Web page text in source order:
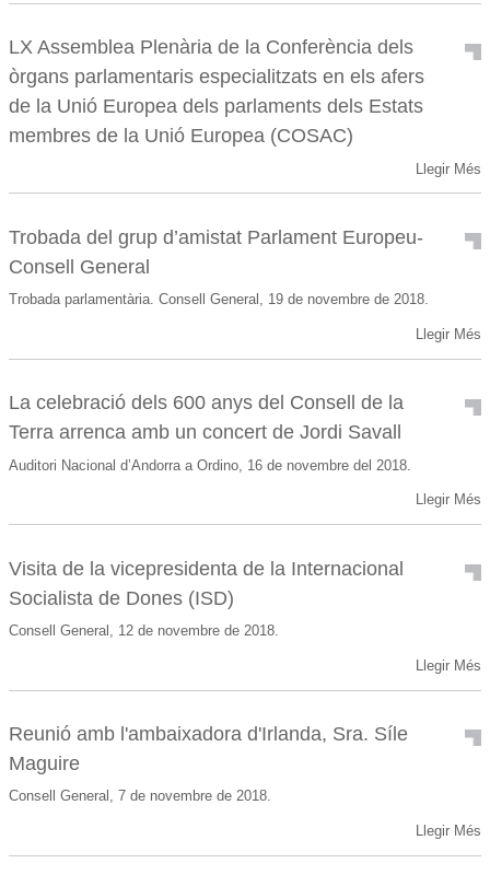
LX Assemblea Plenària de la Conferència dels
òrgans parlamentaris especialitzats en els afers
de la Unió Europea dels parlaments dels Estats
membres de la Unió Europea (COSAC)
Llegir Més
Trobada del grup d’amistat Parlament Europeu-
Consell General
Trobada parlamentària. Consell General, 19 de novembre de 2018.
Llegir Més
La celebració dels 600 anys del Consell de la
Terra arrenca amb un concert de Jordi Savall
Auditori Nacional d’Andorra a Ordino, 16 de novembre del 2018.
Llegir Més
Visita de la vicepresidenta de la Internacional
Socialista de Dones (ISD)
Consell General, 12 de novembre de 2018.
Llegir Més
Reunió amb l'ambaixadora d'Irlanda, Sra. Síle
Maguire
Consell General, 7 de novembre de 2018.
Llegir Més